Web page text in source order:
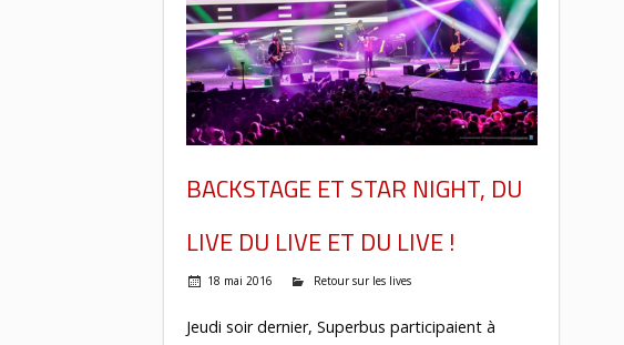
BACKSTAGE ET STAR NIGHT, DU
LIVE DU LIVE ET DU LIVE !
18 mai 2016 Retour sur les lives
Jeudi soir dernier, Superbus participaient à